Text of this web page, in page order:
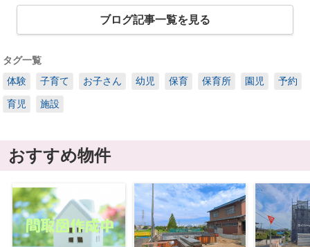
ブログ記事一覧を見る
タグ一覧
体験
子育て お子さん 幼児 保育 保育所 園児 予約
育児 施設
おすすめ物件